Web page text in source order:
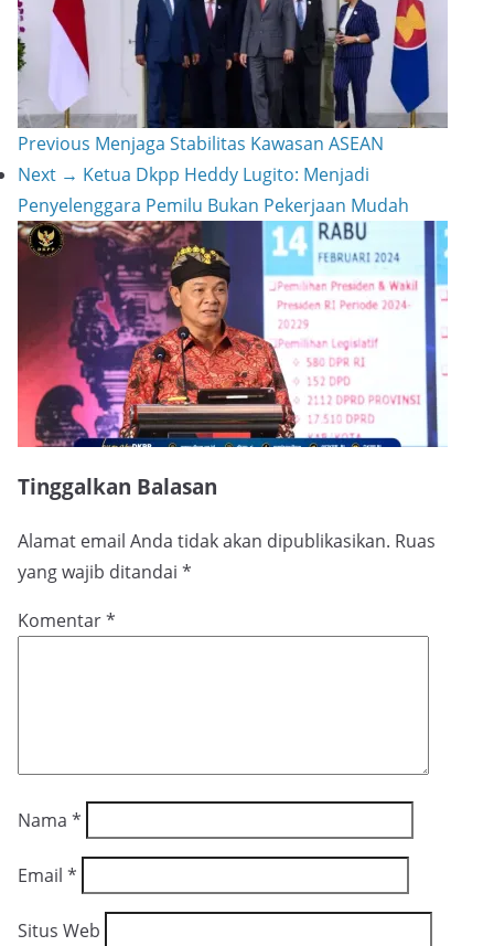
Previous Menjaga Stabilitas Kawasan ASEAN
Next → Ketua Dkpp Heddy Lugito: Menjadi
Penyelenggara Pemilu Bukan Pekerjaan Mudah
Tinggalkan Balasan
Alamat email Anda tidak akan dipublikasikan. Ruas
yang wajib ditandai *
Komentar*
Nama *
Email *
Situs Web